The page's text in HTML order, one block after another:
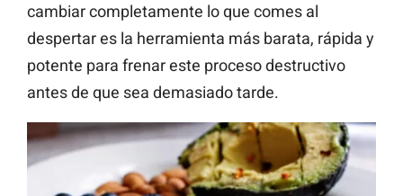
cambiar completamente lo que comes al
despertar es la herramienta más barata, rápida y
potente para frenar este proceso destructivo
antes de que sea demasiado tarde.